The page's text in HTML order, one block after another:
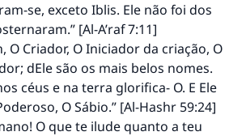
se, exceto Iblis. Ele não foi dos
[Al-A’raf 7:11]
O Criador, O Iniciador da criação, O
dEle são os mais belos nomes.
céus e na terra glorifica- O. E Ele
O Sábio.” [Al-Hashr 59:24]
O que te ilude quanto a teu